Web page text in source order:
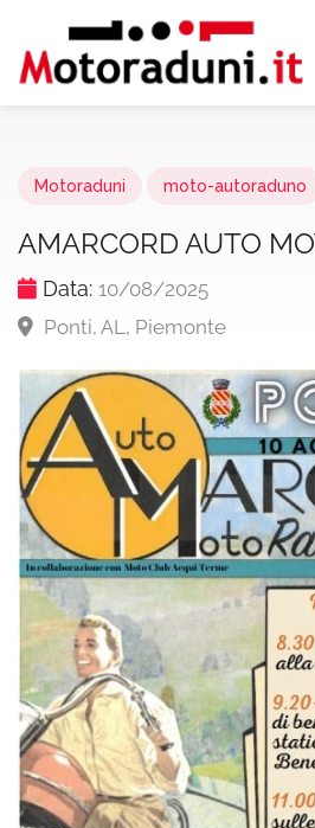
Motoraduni moto-autoraduno
AMARCORD AUTO
Data: 10/08/2025
Ponti, AL, Piemonte